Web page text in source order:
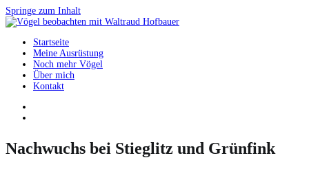
Springe zum Inhalt
Vögel beobachten mit Waltraud Hofbauer
Startseite
Meine Ausrüstung
Noch mehr Vögel
Über mich
Kontakt
Nachwuchs bei Stieglitz und Grünfink